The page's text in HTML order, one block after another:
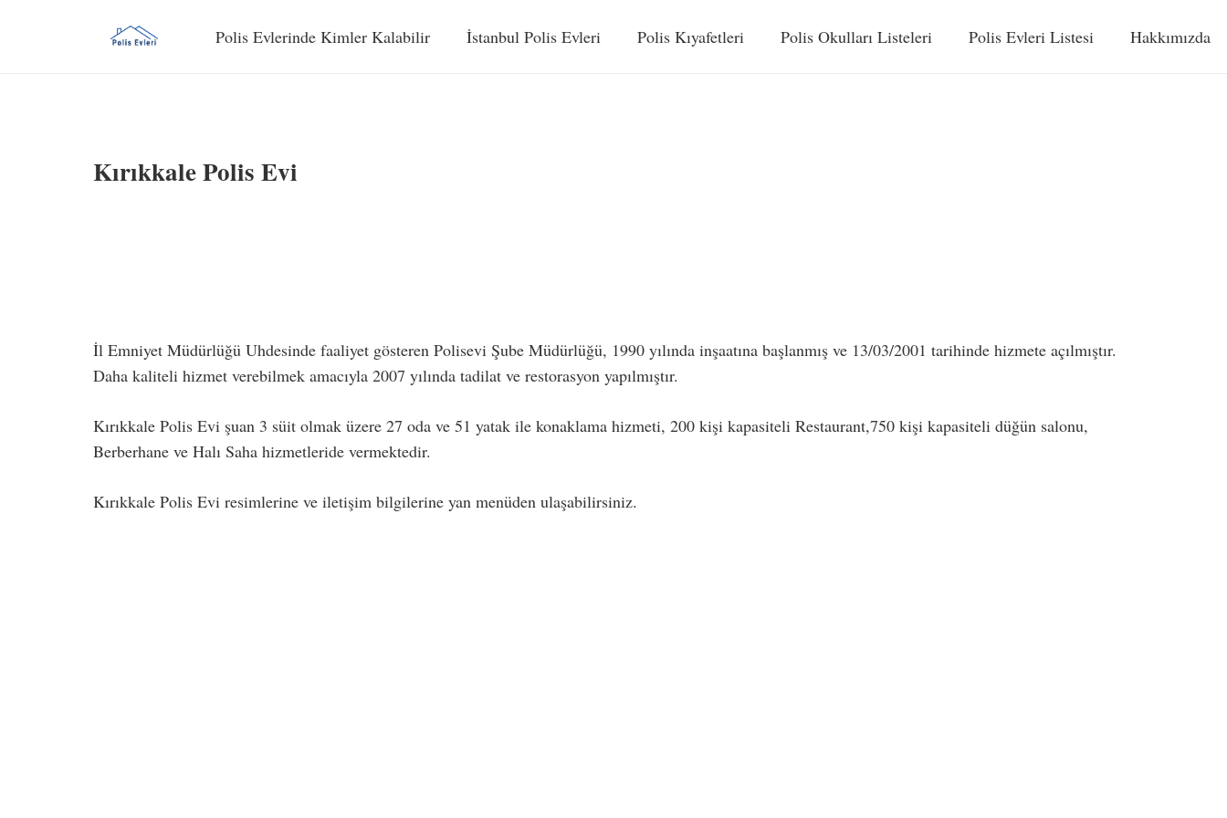
Polis Evlerinde Kimler Kalabilir İstanbul Polis Evleri Polis Kıyafetleri Polis Okulları Listeleri Polis Evleri Listesi Hakkımızda
Kırıkkale Polis Evi
İl Emniyet Müdürlüğü Uhdesinde faaliyet gösteren Polisevi Şube Müdürlüğü, 1990 yılında inşaatına başlanmış ve 13/03/2001 tarihinde hizmete açılmıştır.
Daha kaliteli hizmet verebilmek amacıyla 2007 yılında tadilat ve restorasyon yapılmıştır.
Kırıkkale Polis Evi şuan 3 süit olmak üzere 27 oda ve 51 yatak ile konaklama hizmeti, 200 kişi kapasiteli Restaurant,750 kişi kapasiteli düğün salonu,
Berberhane ve Halı Saha hizmetleride vermektedir.
Kırıkkale Polis Evi resimlerine ve iletişim bilgilerine yan menüden ulaşabilirsiniz.